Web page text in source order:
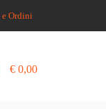
e Ordini
€ 0,00